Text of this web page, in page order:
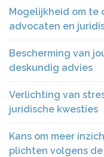
Mogelijkheid om te
advocaten en
Bescherming van
deskundig advies
Verlichting van
juridische kwesties
Kans om meer
plichten volgens